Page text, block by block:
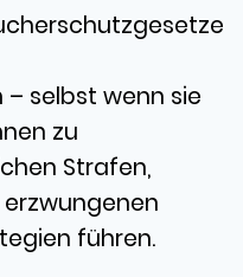
selbst wenn sie
zu
Strafen,
führen.